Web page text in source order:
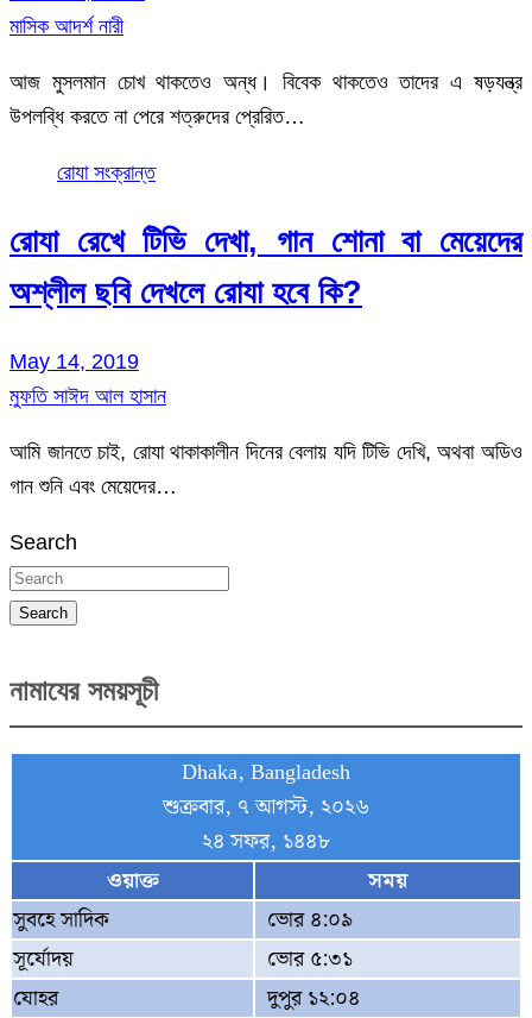
মাসিক আদর্শ নারী
আজ মুসলমান চোখ থাকতেও অন্ধ। বিবেক থাকতেও তাদের এ ষড়যন্ত্র
উপলব্ধি করতে না পেরে শত্রুদের প্রেরিত…
রোযা সংক্রান্ত
রোযা রেখে টিভি দেখা, গান শোনা বা মেয়েদের
অশ্লীল ছবি দেখলে রোযা হবে কি?
May 14, 2019
মুফতি সাঈদ আল হাসান
আমি জানতে চাই, রোযা থাকাকালীন দিনের বেলায় যদি টিভি দেখি, অথবা অডিও
গান শুনি এবং মেয়েদের…
Search
Search
নামাযের সময়সূচী
Dhaka, Bangladesh
শুক্রবার, ৭ আগস্ট, ২০২৬
২৪ সফর, ১৪৪৮
ওয়াক্ত
সময়
সুবহে সাদিক
ভোর ৪:০৯
সূর্যোদয়
ভোর ৫:৩১
যোহর
দুপুর ১২:০৪